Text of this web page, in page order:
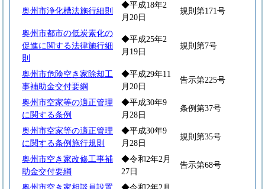
奥州市浄化槽法施行細則
◆平成18年2
月20日
規則第171号
奥州市都市の低炭素化の
促進に関する法律施行細
則
◆平成25年2
月19日
規則第7号
奥州市危険空き家除却工
事補助金交付要綱
◆平成29年11
月20日
告示第225号
奥州市空家等の適正管理
に関する条例
◆平成30年9
月28日
条例第37号
奥州市空家等の適正管理
に関する条例施行規則
◆平成30年9
月28日
規則第35号
奥州市空き家改修工事補
助金交付要綱
◆令和2年2月
27日
告示第68号